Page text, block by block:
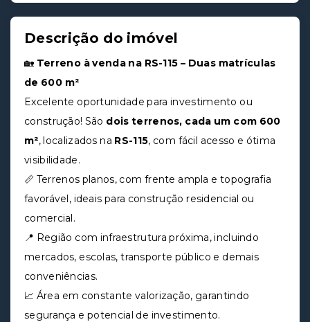
Descrição do imóvel
🏡 Terreno à venda na RS-115 – Duas matrículas
de 600 m²
Excelente oportunidade para investimento ou
construção! São dois terrenos, cada um com 600
m², localizados na RS-115, com fácil acesso e ótima
visibilidade.
📏 Terrenos planos, com frente ampla e topografia
favorável, ideais para construção residencial ou
comercial.
📍 Região com infraestrutura próxima, incluindo
mercados, escolas, transporte público e demais
conveniências.
📈 Área em constante valorização, garantindo
segurança e potencial de investimento.